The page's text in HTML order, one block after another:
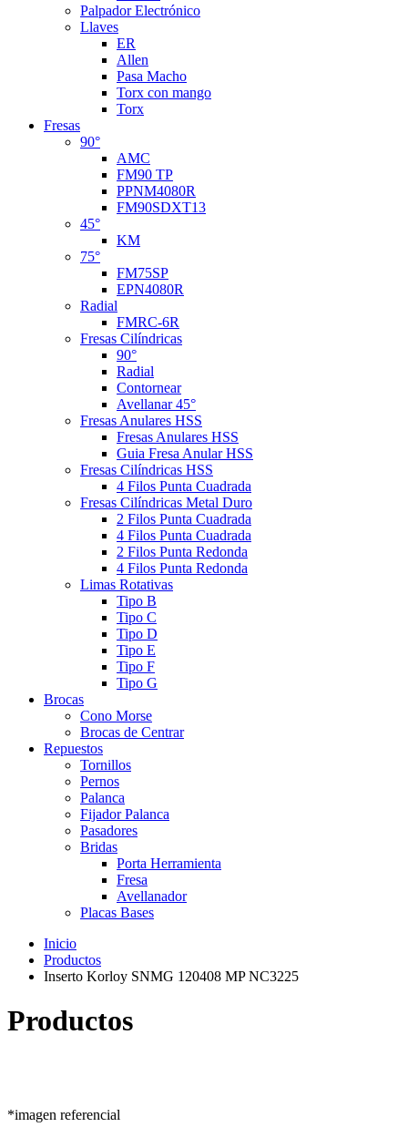
Palpador Electrónico
Llaves
ER
Allen
Pasa Macho
Torx con mango
Torx
Fresas
90°
AMC
FM90 TP
PPNM4080R
FM90SDXT13
45°
KM
75°
FM75SP
EPN4080R
Radial
FMRC-6R
Fresas Cilíndricas
90°
Radial
Contornear
Avellanar 45°
Fresas Anulares HSS
Fresas Anulares HSS
Guia Fresa Anular HSS
Fresas Cilíndricas HSS
4 Filos Punta Cuadrada
Fresas Cilíndricas Metal Duro
2 Filos Punta Cuadrada
4 Filos Punta Cuadrada
2 Filos Punta Redonda
4 Filos Punta Redonda
Limas Rotativas
Tipo B
Tipo C
Tipo D
Tipo E
Tipo F
Tipo G
Brocas
Cono Morse
Brocas de Centrar
Repuestos
Tornillos
Pernos
Palanca
Fijador Palanca
Pasadores
Bridas
Porta Herramienta
Fresa
Avellanador
Placas Bases
Inicio
Productos
Inserto Korloy SNMG 120408 MP NC3225
Productos
*imagen referencial